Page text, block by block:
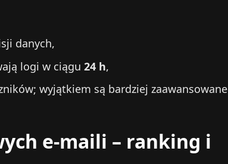
danych,
logi w ciągu 24 h,
wyjątkiem są bardziej zaawansowane
e‑maili – ranking i